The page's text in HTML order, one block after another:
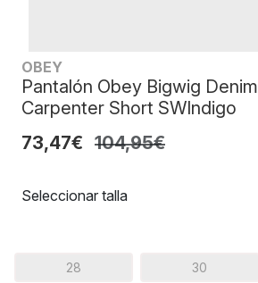
OBEY
Pantalón Obey Bigwig Denim
Carpenter Short SWIndigo
73,47€ 104,95€
Seleccionar talla
28 30